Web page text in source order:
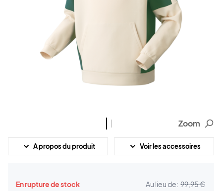
Zoom
A propos du produit Voir les accessoires
En rupture de stock Au lieu de: 99,95 €